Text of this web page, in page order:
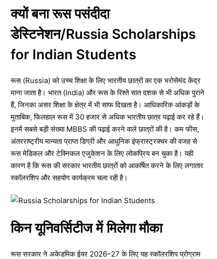
क्यों बना रूस पसंदीदा
डेस्टिनेशन/Russia Scholarships
for Indian Students
रूस (Russia) को उच्च शिक्षा के लिए भारतीय छात्रों का एक भरोसेमंद केंद्र
माना जाता है। भारत (India) और रूस के रिश्ते सात दशक से भी अधिक पुराने
हैं, जिनका असर शिक्षा के क्षेत्र में भी साफ दिखता है। आधिकारिक आंकड़ों के
मुताबिक, फिलहाल रूस में 30 हजार से अधिक भारतीय छात्र पढ़ाई कर रहे हैं।
इनमें सबसे बड़ी संख्या MBBS की पढ़ाई करने वाले छात्रों की है। कम फीस,
अंतरराष्ट्रीय मान्यता प्राप्त डिग्री और आधुनिक इंफ्रास्ट्रक्चर की वजह से
रूस मेडिकल और टेक्निकल एजुकेशन के लिए लोकप्रिय बन चुका है। यही
कारण है कि रूस की सरकार भारतीय छात्रों को आकर्षित करने के लिए लगातार
स्कॉलरशिप और सहयोग कार्यक्रम चला रही है।
किन यूनिवर्सिटीज में मिलेगा मौका
रूस सरकार ने अकेडमिक ईयर 2026–27 के लिए यह स्कॉलरशिप प्रोग्राम